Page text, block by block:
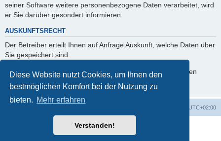
Diese Website nutzt Cookies, um Ihnen den
bestmöglichen Komfort bei der Nutzung zu
bieten. Mehr erfahren
Verstanden!
seiner Software weitere personenbezogene Daten verarbeitet, wird
er Sie darüber gesondert informieren.
AUSKUNFTSRECHT
Der Betreiber erteilt Ihnen auf Anfrage Auskunft, welche Daten über
Sie gespeichert sind.
Sie können jederzeit die Löschung bzw. Sperrung Ihrer Daten
verlangen. Kontaktieren Sie hierzu bitte den Betreiber.
UTC+02:00
Powered byphpBB® Forum Software © phpBB Limited
phpBB.de